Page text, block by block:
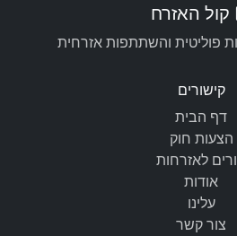
קול האזרח
פוליטית והשתתפות אזרחית
קישורים
דף הבית
הצעות חוק
לאזרחות
אודות
עלינו
צור קשר